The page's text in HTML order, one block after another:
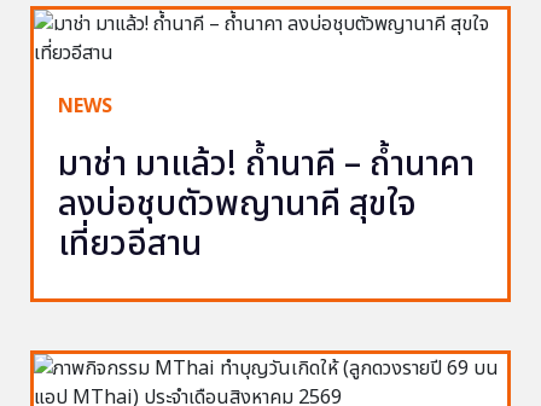
NEWS
มาช่า มาแล้ว! ถ้ำนาคี – ถ้ำนาคา
ลงบ่อชุบตัวพญานาคี สุขใจ
เที่ยวอีสาน